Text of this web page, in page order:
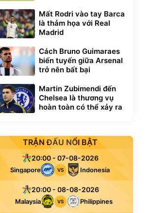
Mất Rodri vào tay Barca
là thảm họa với Real
Madrid
Cách Bruno Guimaraes
biến tuyến giữa Arsenal
trở nên bất bại
Martin Zubimendi đến
Chelsea là thương vụ
hoàn toàn có thể xảy ra
TRẬN ĐẤU NỔI BẬT
20:00 - 07-08-2026
Singapore VS Indonesia
20:00 - 08-08-2026
Malaysia VS Philippines